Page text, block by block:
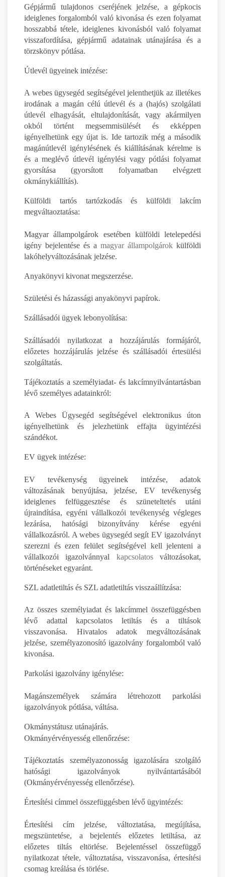
Gépjármű tulajdonos cseréjének jelzése, a gépkocis
ideiglenes forgalomból való kivonása és ezen folyamat
hosszabbá tétele, ideiglenes kivonásból való folyamat
visszafordítása, gépjármű adatainak utánajárása és a
törzskönyv pótlása.
Útlevél ügyeinek intézése:
A webes ügysegéd segítségével jelenthetjük az illetékes
irodának a magán célú útlevél és a (hajós) szolgálati
útlevél elhagyását, eltulajdonítását, vagy akármilyen
okból történt megsemmisülését és ekképpen
igényelhetünk egy újat is. Ide tartozik még a második
magánútlevél igénylésének és kiállításának kérelme is
és a meglévő útlevél igénylési vagy pótlási folyamat
gyorsítása (gyorsított folyamatban elvégzett
okmánykiállítás).
Külföldi tartós tartózkodás és külföldi lakcím
megváltaoztatása:
Magyar állampolgárok esetében külföldi letelepedési
igény bejelentése és a magyar állampolgárok külföldi
lakóhelyváltozásának jelzése.
Anyakönyvi kivonat megszerzése.
Születési és házassági anyakönyvi papírok.
Szállásadói ügyek lebonyolítása:
Szállásadói nyilatkozat a hozzájárulás formájáról,
előzetes hozzájárulás jelzése és szállásadói értesülési
szolgáltatás.
Tájékoztatás a személyiadat- és lakcímnyilvántartásban
lévő személyes adatainkról:
A Webes Ügysegéd segítségével elektronikus úton
igényelhetünk és jelezhetünk effajta ügyintézési
szándékot.
EV ügyek intézése:
EV tevékenység ügyeinek intézése, adatok
változásának benyújtása, jelzése, EV tevékenység
ideiglenes felfüggesztése és szüneteltetés utáni
újraindítása, egyéni vállalkozói tevékenység végleges
lezárása, hatósági bizonyítvány kérése egyéni
vállalkozásról. A webes ügysegéd segít EV igazolványt
szerezni és ezen felület segítségével kell jelenteni a
vállalkozói igazolvánnyal kapcsolatosváltozásokat,
történéseket egyaránt.
SZL adatletiltás és SZL adatletiltás visszaállítzása:
Az összes személyiadat és lakcímmel összefüggésben
lévő adattal kapcsolatos letiltás és a tiltások
visszavonása. Hivatalos adatok megváltozásának
jelzése, személyazonosító igazolvány forgalomból való
kivonása.
Parkolási igazolvány igénylése:
Magánszemélyek számára létrehozott parkolási
igazolványok pótlása, váltása.
Okmánystátusz utánajárás.
Okmányérvényesség ellenőrzése:
Tájékoztatás személyazonosság igazolására szolgáló
hatósági igazolványok nyilvántartásából
(Okmányérvényesség ellenőrzése).
Értesítési címmel összefüggésben lévő ügyintézés:
Értesítési cím jelzése, változtatása, megújítása,
megszüntetése, a bejelentés előzetes letiltása, az
előzetes tiltás eltörlése. Bejelentéssel összefüggő
nyilatkozat tétele, változtatása, visszavonása, értesítési
csomag kreálása és törlése.